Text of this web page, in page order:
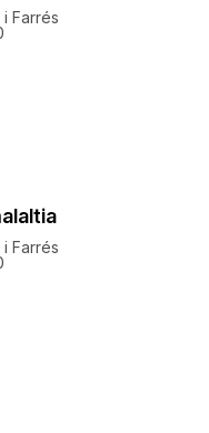
Farrés
Farrés